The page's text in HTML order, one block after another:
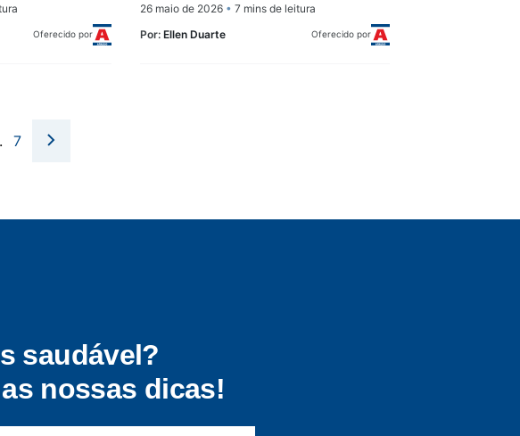
Oferecido por
26 maio de 2026 • 7 mins de leitura
Por: Ellen Duarte Oferecido por
7
saudável?
nossas dicas!